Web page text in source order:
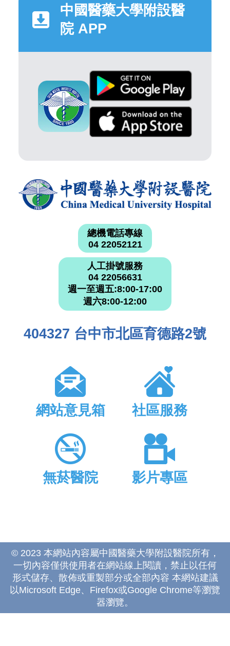
中國醫藥大學附設醫
院 APP
總機電話專線
04 22052121
人工掛號服務
04 22056631
週一至週五:8:00-17:00
週六8:00-12:00
404327 台中市北區育德路2號
網站意見箱 社區服務
無菸醫院 影片專區
© 2023 本網站內容屬中國醫藥大學附設醫院所有，
一切內容僅供使用者在網站線上閱讀，禁止以任何
形式儲存、散佈或重製部分或全部內容 本網站建議
以Microsoft Edge、Firefox或Google Chrome等瀏覽
器瀏覽。